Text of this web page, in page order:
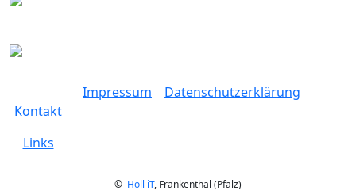
Kontakt
Impressum Datenschutzerklärung
Links
© Holl iT, Frankenthal (Pfalz)